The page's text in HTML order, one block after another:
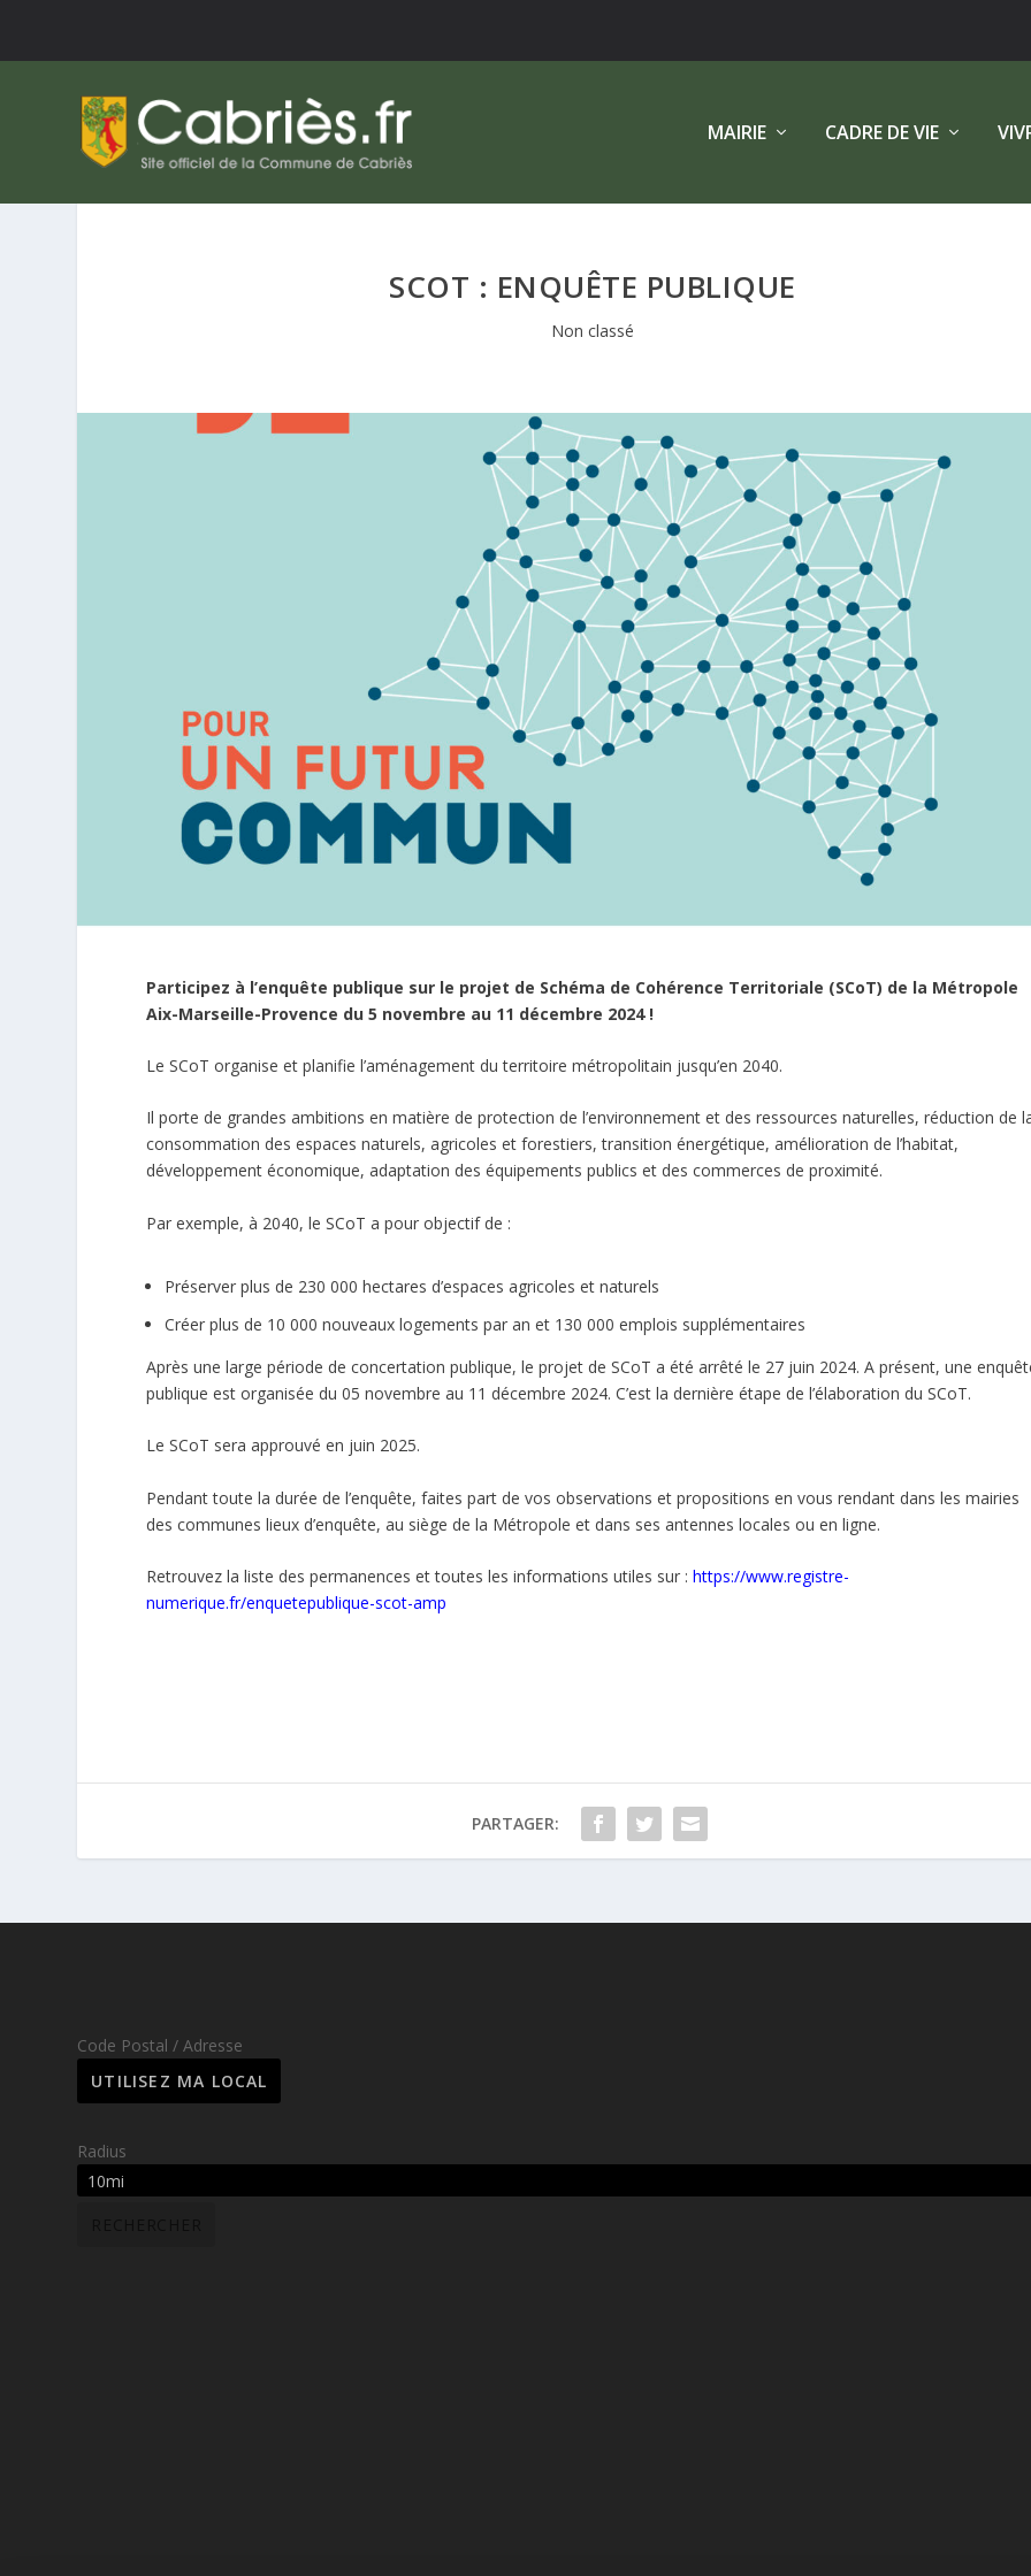
MAIRIE CADRE DE VIE
SCOT : ENQUÊTE PUBLIQUE
Non classé
Participez à l’enquête publique sur le projet de Schéma de Cohérence Territoriale (SCoT) de la Métropole
Aix-Marseille-Provence du 5 novembre au 11 décembre 2024 !
Le SCoT organise et planifie l’aménagement du territoire métropolitain jusqu’en 2040.
Il porte de grandes ambitions en matière de protection de l’environnement et des ressources naturelles, réduction de
consommation des espaces naturels, agricoles et forestiers, transition énergétique, amélioration de l’habitat,
développement économique, adaptation des équipements publics et des commerces de proximité.
Par exemple, à 2040, le SCoT a pour objectif de :
Préserver plus de 230 000 hectares d’espaces agricoles et naturels
Créer plus de 10 000 nouveaux logements par an et 130 000 emplois supplémentaires
Après une large période de concertation publique, le projet de SCoT a été arrêté le 27 juin 2024. A présent, une
publique est organisée du 05 novembre au 11 décembre 2024. C’est la dernière étape de l’élaboration du SCoT.
Le SCoT sera approuvé en juin 2025.
Pendant toute la durée de l’enquête, faites part de vos observations et propositions en vous rendant dans les mairies
des communes lieux d’enquête, au siège de la Métropole et dans ses antennes locales ou en ligne.
Retrouvez la liste des permanences et toutes les informations utiles sur :https://www.registre-
numerique.fr/enquetepublique-scot-amp
PARTAGER:
Code Postal / Adresse
Radius